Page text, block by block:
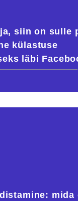
siin on sulle
külastuse
läbi
mida